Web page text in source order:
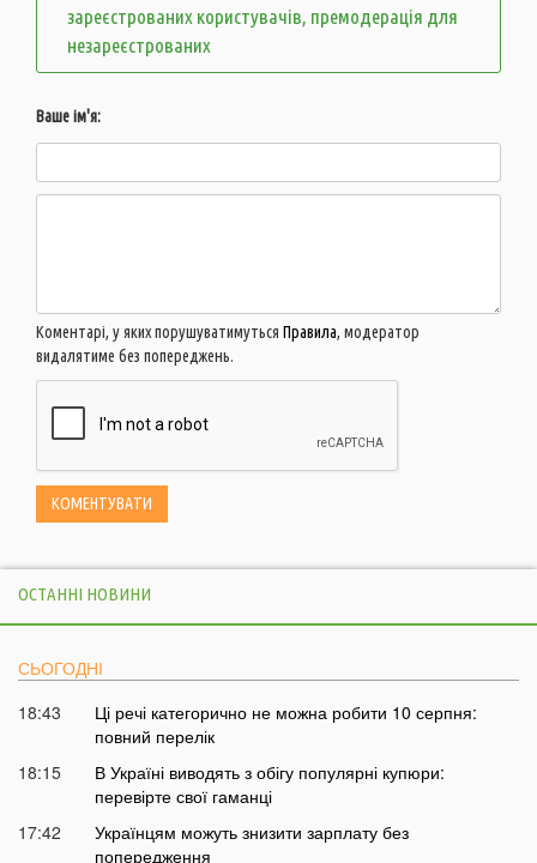
зареєстрованих користувачів, премодерація для
незареєстрованих
Ваше ім'я:
Коментарі, у яких порушуватимуться Правила, модератор
видалятиме без попереджень.
ОСТАННІ НОВИНИ
СЬОГОДНІ
18:43
Ці речі категорично не можна робити 10 серпня:
повний перелік
18:15
В Україні виводять з обігу популярні купюри:
перевірте свої гаманці
17:42
Українцям можуть знизити зарплату без
попередження